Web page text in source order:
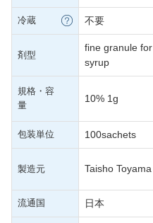
冷蔵 不要
剤型
fine granule for
syrup
規格・容
量
10% 1g
包装単位 100sachets
製造元 Taisho Toyama
流通国 日本